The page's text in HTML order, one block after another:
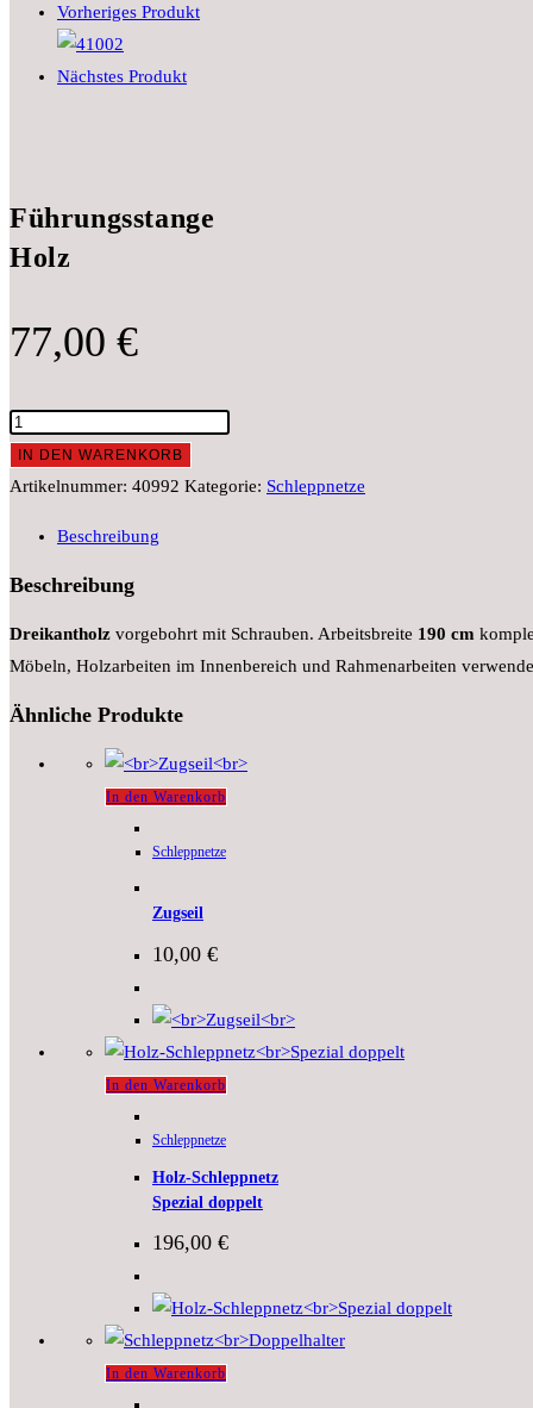
Vorheriges Produkt
Nächstes Produkt
Führungsstange
Holz
77,00 €
FührungsstangeHolz
Menge
IN DEN WARENKORB
Artikelnummer: 40992 Kategorie: Schleppnetze
Beschreibung
Beschreibung
Dreikantholz vorgebohrt mit Schrauben. Arbeitsbreite 190 cm
Möbeln, Holzarbeiten im Innenbereich und Rahmenarbeiten
Ähnliche Produkte
In den Warenkorb
Schleppnetze
Zugseil
10,00 €
In den Warenkorb
Schleppnetze
Holz-Schleppnetz
Spezial doppelt
196,00 €
In den Warenkorb